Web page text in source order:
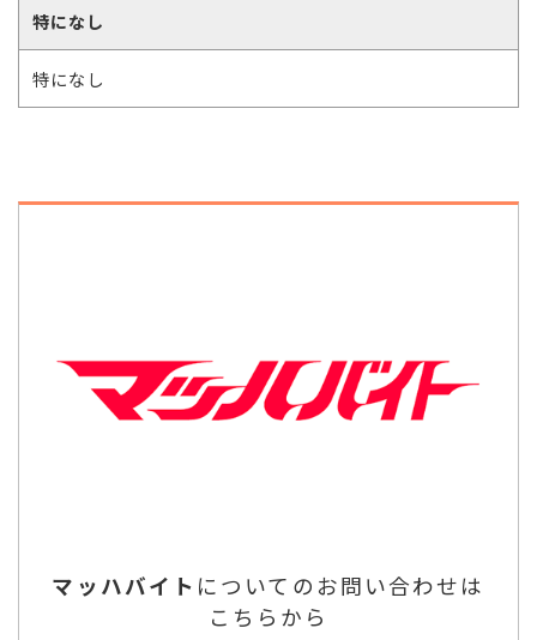
特になし
特になし
マッハバイト についてのお問い合わせは
こちらから